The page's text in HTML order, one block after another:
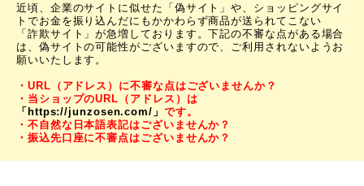
近頃、企業のサイトに似せた「偽サイト」や、ショッピングサイ
トでお金を振り込んだにもかかわらず商品が送られてこない
「詐欺サイト」が急増しております。下記の不審な点がある場合
は、偽サイトの可能性がございますので、ご利用されないようお
願いいたします。
・URL（アドレス）に不審な点はございませんか？
・当ショップのURL（アドレス）は
「https://junzosen.com/」 です。
・不自然な日本語表記はございませんか？
・振込先口座に不審点はございませんか？